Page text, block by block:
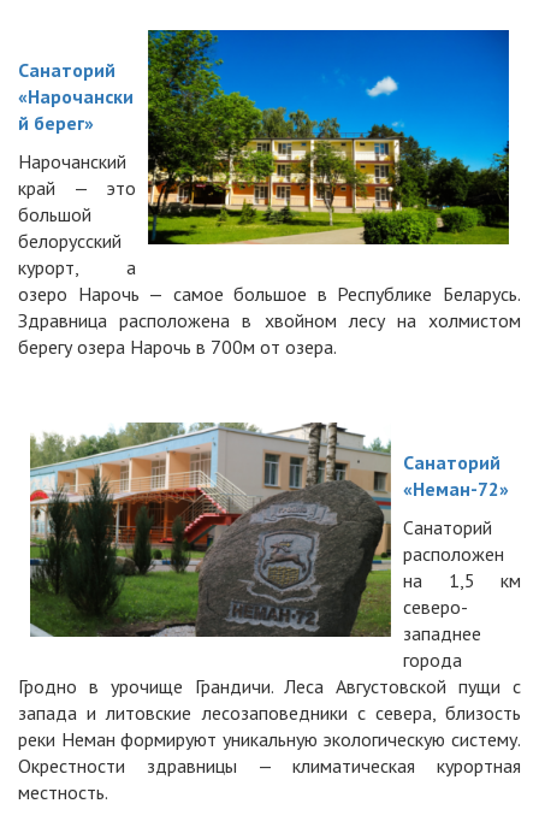
Санаторий
«Нарочански
й берег»
Нарочанский
край — это
большой
белорусский
курорт, а
озеро Нарочь — самое большое в Республике Беларусь.
Здравница расположена в хвойном лесу на холмистом
берегу озера Нарочь в 700м от озера.
Санаторий
«Неман-72»
Санаторий
расположен
на 1,5 км
северо-
западнее
города
Гродно в урочище Грандичи. Леса Августовской пущи с
запада и литовские лесозаповедники с севера, близость
реки Неман формируют уникальную экологическую систему.
Окрестности здравницы — климатическая курортная
местность.